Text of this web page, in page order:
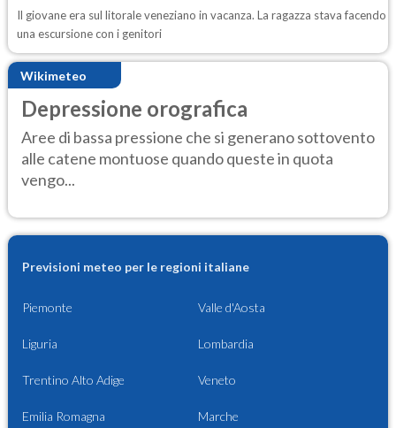
Il giovane era sul litorale veneziano in vacanza. La ragazza stava facendo
una escursione con i genitori
Wikimeteo
Depressione orografica
Aree di bassa pressione che si generano sottovento
alle catene montuose quando queste in quota
vengo...
Previsioni meteo per le regioni italiane
Piemonte Valle d'Aosta
Liguria Lombardia
Trentino Alto Adige Veneto
Emilia Romagna Marche